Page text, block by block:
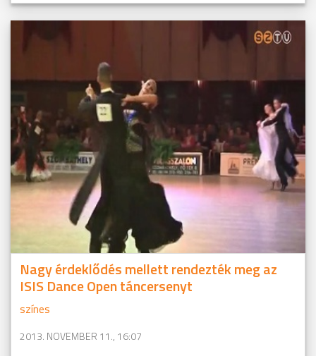
Nagy érdeklődés mellett rendezték meg az
ISIS Dance Open táncersenyt
színes
2013. NOVEMBER 11., 16:07